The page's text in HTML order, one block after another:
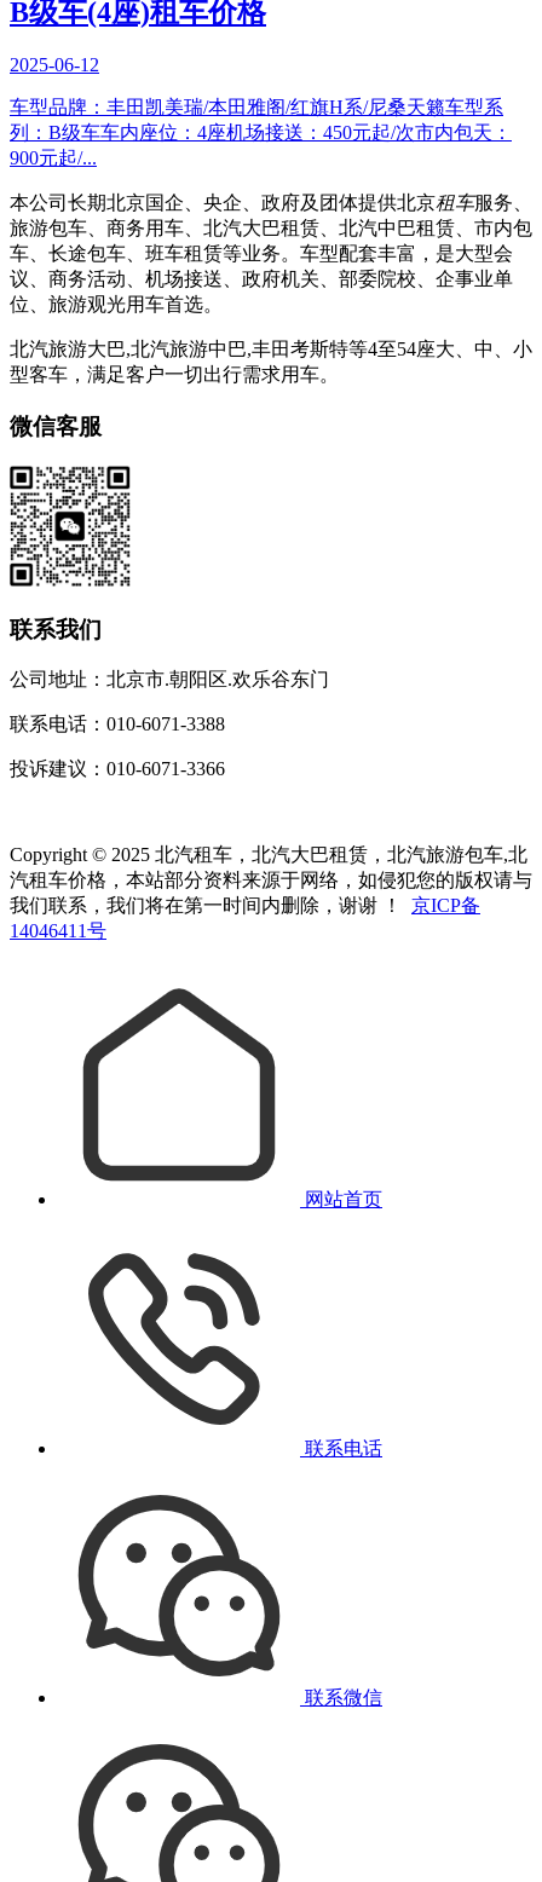
B级车(4座)租车价格
2025-06-12
车型品牌：丰田凯美瑞/本田雅阁/红旗H系/尼桑天籁车型系
列：B级车车内座位：4座机场接送：450元起/次市内包天：
900元起/...
本公司长期北京国企、央企、政府及团体提供北京租车服务、
旅游包车、商务用车、北汽大巴租赁、北汽中巴租赁、市内包
车、长途包车、班车租赁等业务。车型配套丰富，是大型会
议、商务活动、机场接送、政府机关、部委院校、企事业单
位、旅游观光用车首选。
北汽旅游大巴,北汽旅游中巴,丰田考斯特等4至54座大、中、小
型客车，满足客户一切出行需求用车。
微信客服
联系我们
公司地址：北京市.朝阳区.欢乐谷东门
联系电话：010-6071-3388
投诉建议：010-6071-3366
Copyright © 2025 北汽租车，北汽大巴租赁，北汽旅游包车,北
汽租车价格，本站部分资料来源于网络，如侵犯您的版权请与
我们联系，我们将在第一时间内删除，谢谢 ！ 京ICP备
14046411号
网站首页
联系电话
联系微信